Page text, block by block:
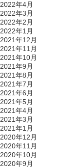
2022年4月
2022年3月
2022年2月
2022年1月
2021年12月
2021年11月
2021年10月
2021年9月
2021年8月
2021年7月
2021年6月
2021年5月
2021年4月
2021年3月
2021年1月
2020年12月
2020年11月
2020年10月
2020年9月